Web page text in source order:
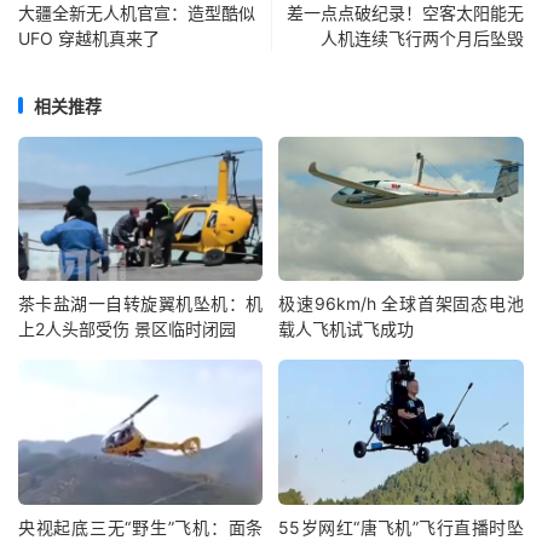
大疆全新无人机官宣：造型酷似
UFO 穿越机真来了
差一点点破纪录！空客太阳能无
人机连续飞行两个月后坠毁
相关推荐
茶卡盐湖一自转旋翼机坠机：机
上2人头部受伤 景区临时闭园
极速96km/h 全球首架固态电池
载人飞机试飞成功
央视起底三无“野生”飞机：面条
55岁网红“唐飞机”飞行直播时坠